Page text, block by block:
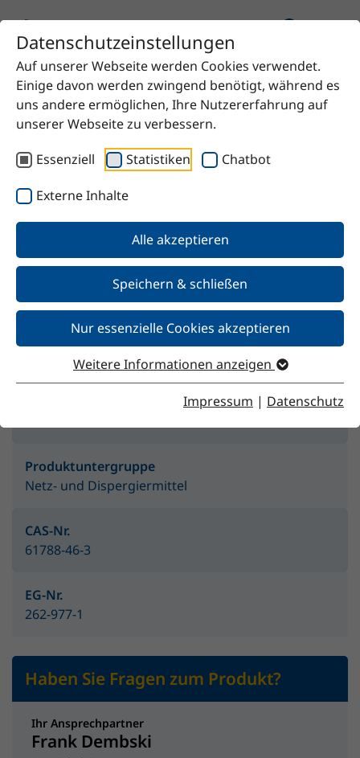
Datenschutzeinstellungen
Auf unserer Webseite werden Cookies verwendet.
Einige davon werden zwingend benötigt, während es
uns andere ermöglichen, Ihre Nutzererfahrung auf
unserer Webseite zu verbessern.
Essenziell
Statistiken Chatbot
Externe Inhalte
Alle akzeptieren
Speichern & schließen
Nur essenzielle Cookies akzeptieren
Weitere Informationen anzeigen
Impressum | Datenschutz
Startseite Produkt Armeen® CD
Armeen® CD
Merkmale
Produktuntergruppe
Netz- und Dispergiermittel
CAS-Nr.
61788-46-3
EG-Nr.
262-977-1
Haben Sie Fragen zum Produkt?
Ihr Ansprechpartner
Frank Dembski